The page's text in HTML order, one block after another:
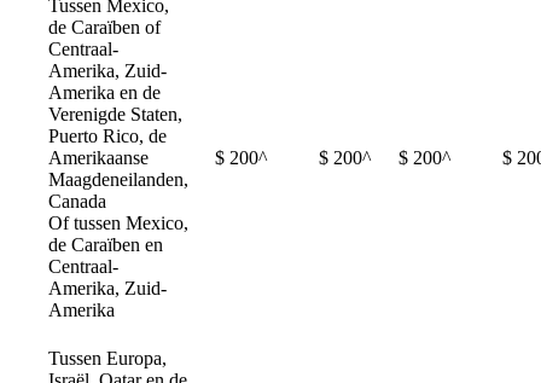
Tussen Mexico,
de Caraïben of
Centraal-
Amerika, Zuid-
Amerika en de
Verenigde Staten,
Puerto Rico, de
Amerikaanse
Maagdeneilanden,
Canada
Of tussen Mexico,
de Caraïben en
Centraal-
Amerika, Zuid-
Amerika
$ 200^ $ 200^ $ 200^ $
Tussen Europa,